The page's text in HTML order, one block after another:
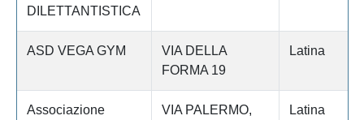
DILETTANTISTICA
ASD VEGA GYM
VIA DELLA
FORMA 19
Latina
Associazione
VIA PALERMO,
Latina